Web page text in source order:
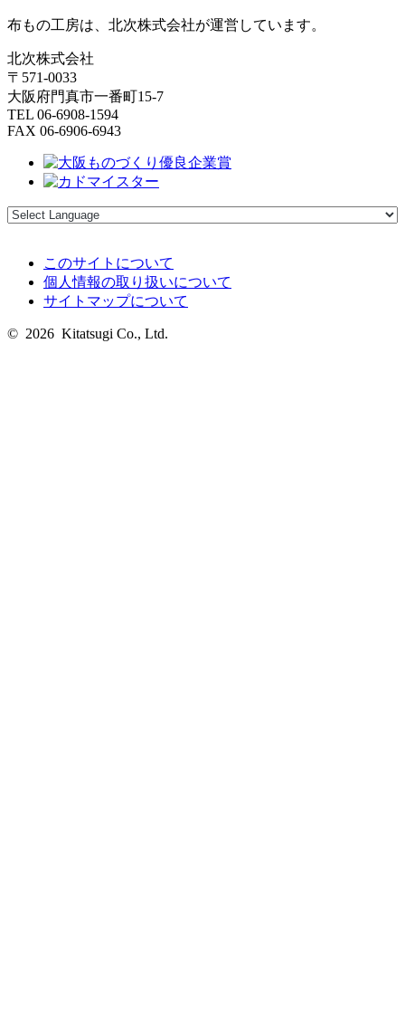
布もの工房は、北次株式会社が運営しています。
北次株式会社
〒571-0033
大阪府門真市一番町15-7
TEL 06-6908-1594
FAX 06-6906-6943
このサイトについて
個人情報の取り扱いについて
サイトマップについて
© 2026 Kitatsugi Co., Ltd.